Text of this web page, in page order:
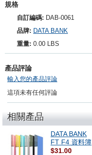
規格
自訂編碼: DAB-0061
品牌: DATA BANK
重量: 0.00 LBS
產品評論
輸入您的產品評論
這項未有任何評論
相關產品
DATA BANK
FT F4 資料簿
$31.00